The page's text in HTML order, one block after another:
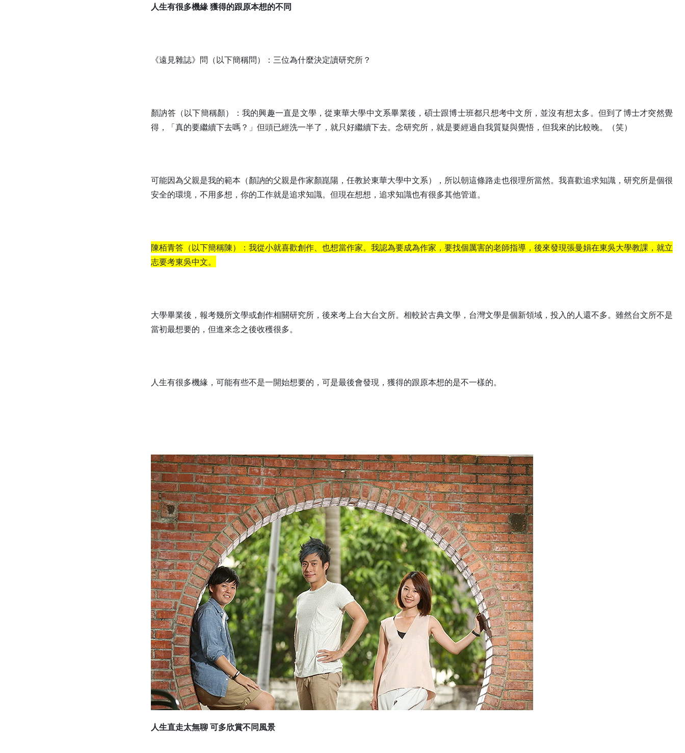
人生有很多機緣 獲得的跟原本想的不同
《遠見雜誌》問（以下簡稱問）：三位為什麼決定讀研究所？
顏訥答（以下簡稱顏）：我的興趣一直是文學，從東華大學中文系畢業後，碩士跟博士班都只想考中文所，並沒有想太多。但到了博士才突然覺
得，「真的要繼續下去嗎？」但頭已經洗一半了，就只好繼續下去。念研究所，就是要經過自我質疑與覺悟，但我來的比較晚。（笑）
可能因為父親是我的範本（顏訥的父親是作家顏崑陽，任教於東華大學中文系），所以朝這條路走也很理所當然。我喜歡追求知識，研究所是個很
安全的環境，不用多想，你的工作就是追求知識。但現在想想，追求知識也有很多其他管道。
陳栢青答（以下簡稱陳）：我從小就喜歡創作、也想當作家。我認為要成為作家，要找個厲害的老師指導，後來發現張曼娟在東吳大學教課，就立
志要考東吳中文。
大學畢業後，報考幾所文學或創作相關研究所，後來考上台大台文所。相較於古典文學，台灣文學是個新領域，投入的人還不多。雖然台文所不是
當初最想要的，但進來念之後收穫很多。
人生有很多機緣，可能有些不是一開始想要的，可是最後會發現，獲得的跟原本想的是不一樣的。
人生直走太無聊 可多欣賞不同風景